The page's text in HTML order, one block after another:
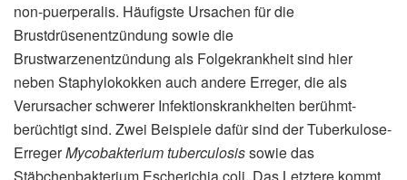
non-puerperalis. Häufigste Ursachen für die
Brustdrüsenentzündung sowie die
Brustwarzenentzündung als Folgekrankheit sind hier
neben Staphylokokken auch andere Erreger, die als
Verursacher schwerer Infektionskrankheiten berühmt-
berüchtigt sind. Zwei Beispiele dafür sind der Tuberkulose-
ErregerMycobakterium tuberculosissowie das